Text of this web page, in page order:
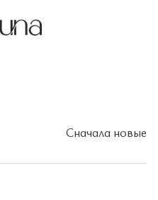
Сначала новые